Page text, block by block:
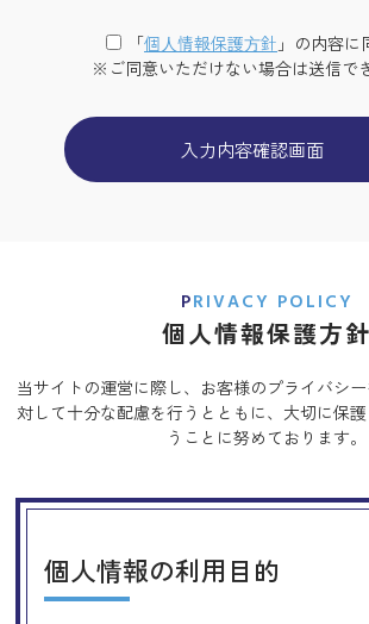
「個⼈情報保護⽅針 」の内容に
※ご同意いただけない場合は送信で
PRIVACY POLICY
個人情報保護方針
当サイトの運営に際し、お客様のプライバシ
対して十分な配慮を行うとともに、 大切に保
うことに努めております。
個人情報の利用目的